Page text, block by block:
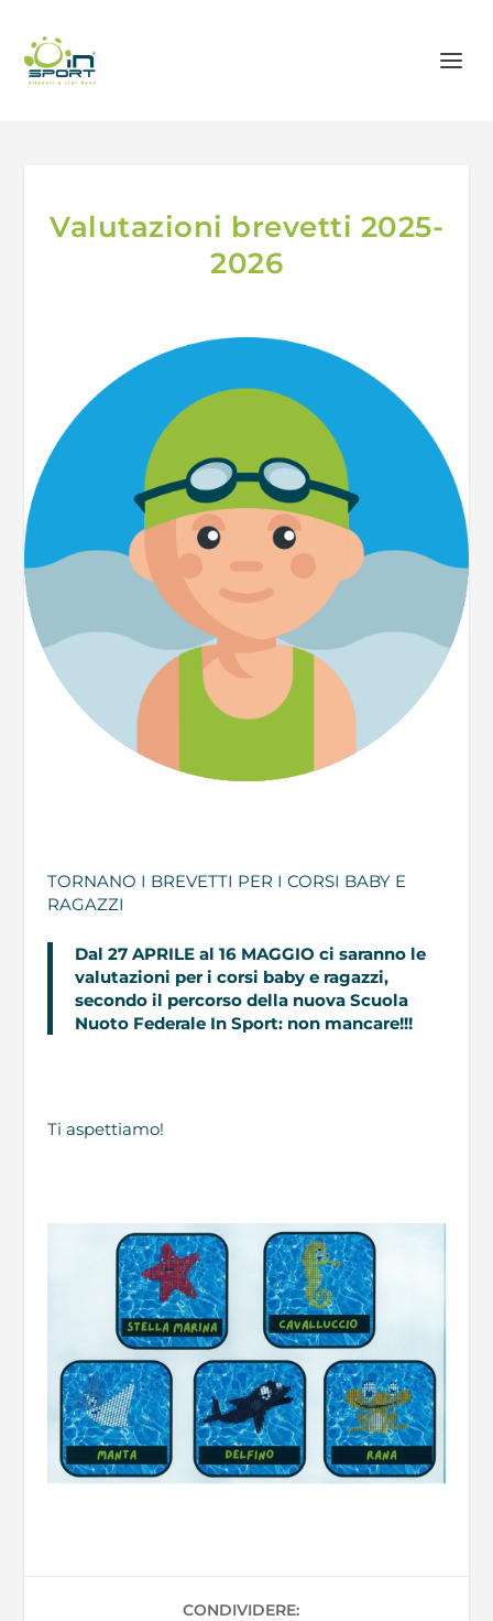
Valutazioni brevetti 2025-
2026
TORNANO I BREVETTI PER I CORSI BABY E
RAGAZZI
Dal 27 APRILE al 16 MAGGIO ci saranno le
valutazioni per i corsi baby e ragazzi,
secondo il percorso della nuova Scuola
Nuoto Federale In Sport: non mancare!!!
Ti aspettiamo!
CONDIVIDERE: